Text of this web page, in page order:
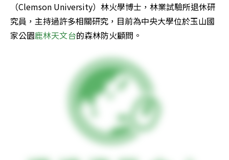
（Clemson University）林火學博士，林業試驗所退休研
究員，主持過許多相關研究，目前為中央大學位於玉山國
家公園鹿林天文台的森林防火顧問。